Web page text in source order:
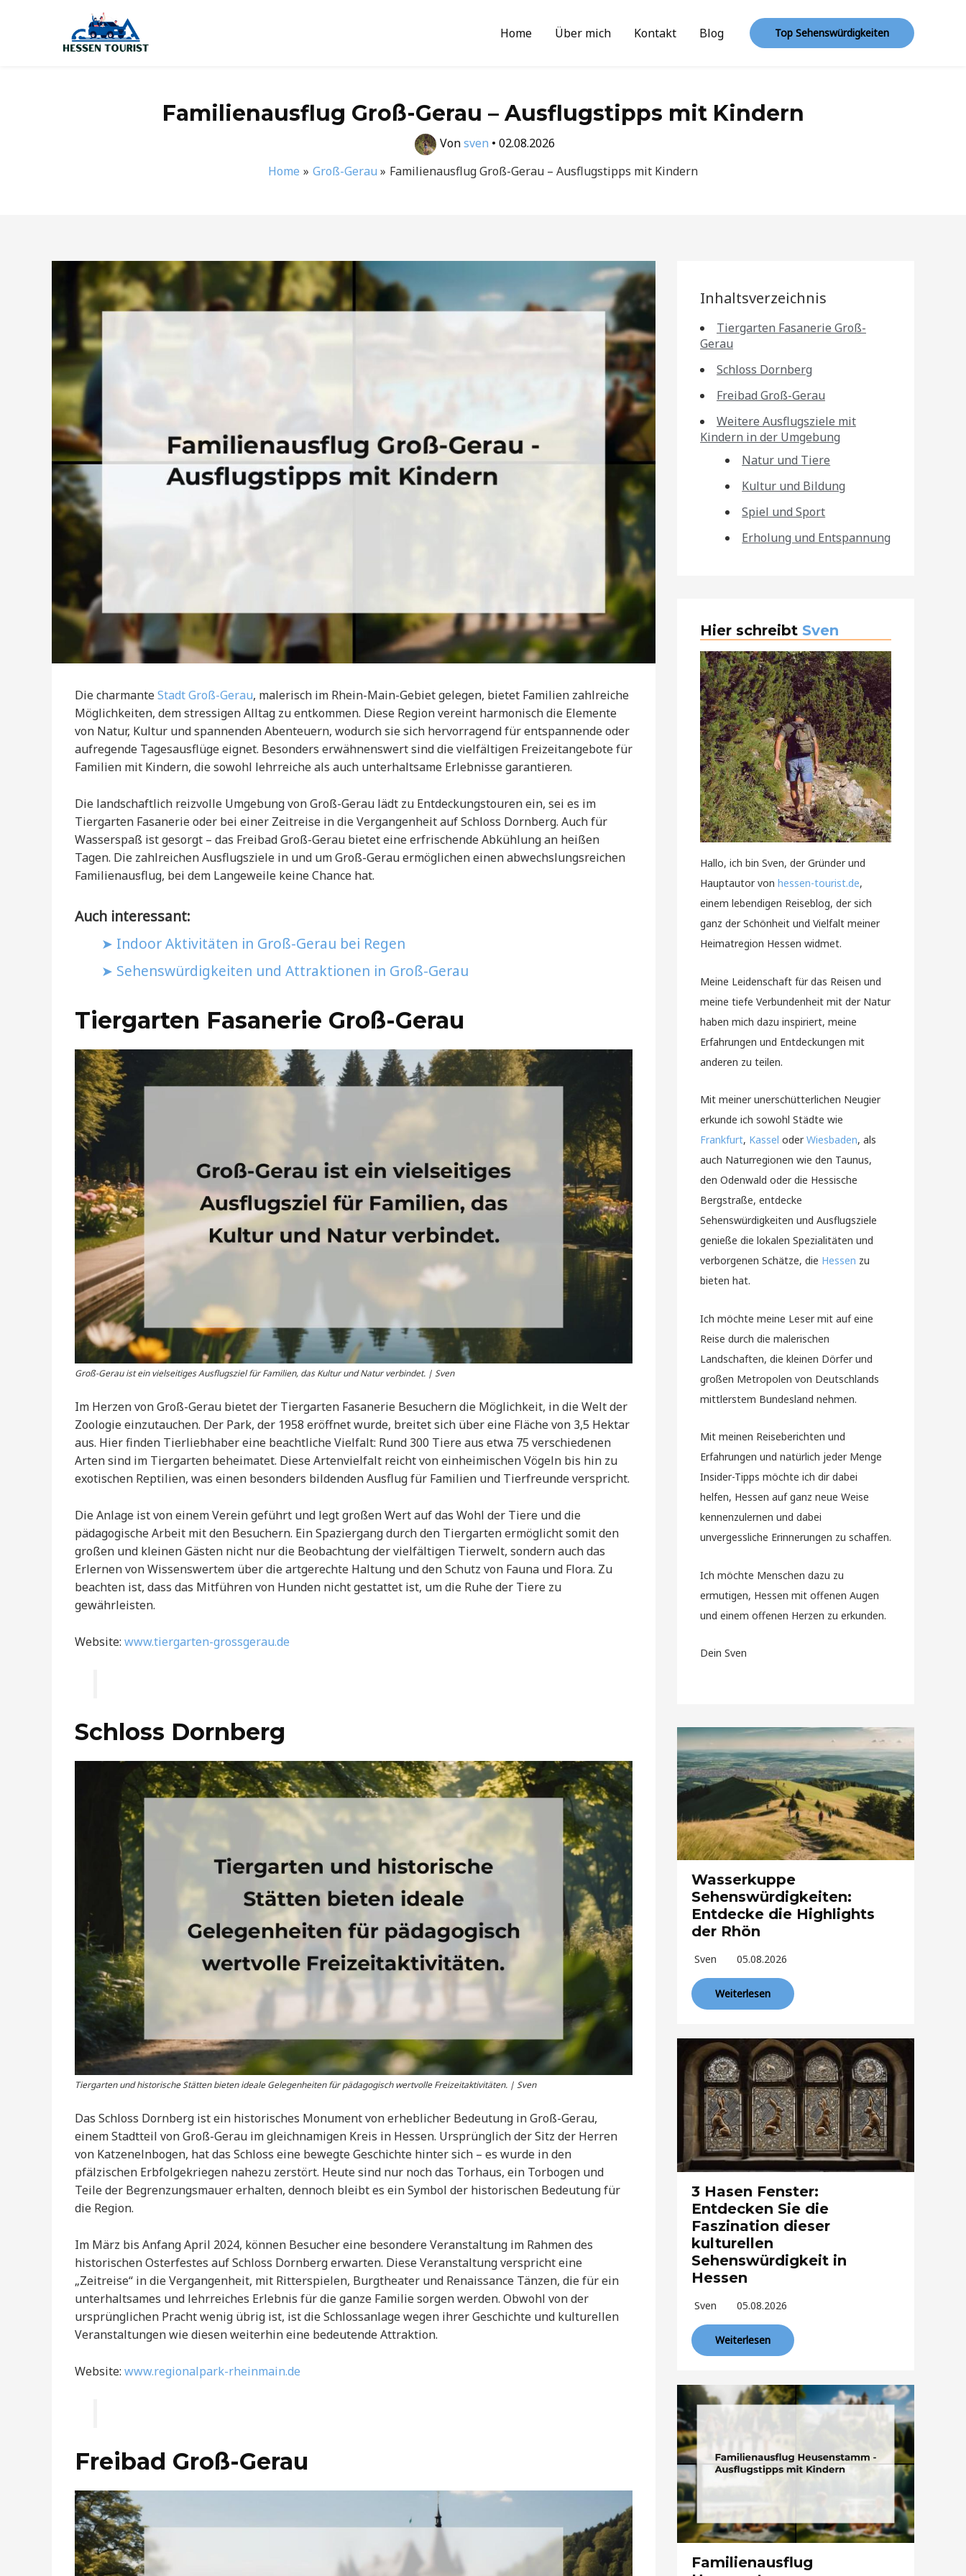
Home Über mich Kontakt Blog Top Sehenswürdigkeiten
Familienausflug Groß-Gerau – Ausflugstipps mit Kindern
Vonsven • 02.08.2026
Home
Groß-Gerau Familienausflug Groß-Gerau – Ausflugstipps mit Kindern
Die charmanteStadt Groß-Gerau, malerisch im Rhein-Main-Gebiet gelegen, bietet Familien zahlreiche
Möglichkeiten, dem stressigen Alltag zu entkommen. Diese Region vereint harmonisch die Elemente
von Natur, Kultur und spannenden Abenteuern, wodurch sie sich hervorragend für entspannende oder
aufregende Tagesausflüge eignet. Besonders erwähnenswert sind die vielfältigen Freizeitangebote für
Familien mit Kindern, die sowohl lehrreiche als auch unterhaltsame Erlebnisse garantieren.
Die landschaftlich reizvolle Umgebung von Groß-Gerau lädt zu Entdeckungstouren ein, sei es im
Tiergarten Fasanerie oder bei einer Zeitreise in die Vergangenheit auf Schloss Dornberg. Auch für
Wasserspaß ist gesorgt – das Freibad Groß-Gerau bietet eine erfrischende Abkühlung an heißen
Tagen. Die zahlreichen Ausflugsziele in und um Groß-Gerau ermöglichen einen abwechslungsreichen
Familienausflug, bei dem Langeweile keine Chance hat.
Auch interessant:
Indoor Aktivitäten in Groß-Gerau bei Regen
Sehenswürdigkeiten und Attraktionen in Groß-Gerau
Tiergarten Fasanerie Groß-Gerau
Groß-Gerau ist ein vielseitiges Ausflugsziel für Familien, das Kultur und Natur verbindet. | Sven
Im Herzen von Groß-Gerau bietet der Tiergarten Fasanerie Besuchern die Möglichkeit, in die Welt der
Zoologie einzutauchen. Der Park, der 1958 eröffnet wurde, breitet sich über eine Fläche von 3,5 Hektar
aus. Hier finden Tierliebhaber eine beachtliche Vielfalt: Rund 300 Tiere aus etwa 75 verschiedenen
Arten sind im Tiergarten beheimatet. Diese Artenvielfalt reicht von einheimischen Vögeln bis hin zu
exotischen Reptilien, was einen besonders bildenden Ausflug für Familien und Tierfreunde verspricht.
Die Anlage ist von einem Verein geführt und legt großen Wert auf das Wohl der Tiere und die
pädagogische Arbeit mit den Besuchern. Ein Spaziergang durch den Tiergarten ermöglicht somit den
großen und kleinen Gästen nicht nur die Beobachtung der vielfältigen Tierwelt, sondern auch das
Erlernen von Wissenswertem über die artgerechte Haltung und den Schutz von Fauna und Flora. Zu
beachten ist, dass das Mitführen von Hunden nicht gestattet ist, um die Ruhe der Tiere zu
gewährleisten.
Website: www.tiergarten-grossgerau.de
Schloss Dornberg
Tiergarten und historische Stätten bieten ideale Gelegenheiten für pädagogisch wertvolle Freizeitaktivitäten. | Sven
Das Schloss Dornberg ist ein historisches Monument von erheblicher Bedeutung in Groß-Gerau,
einem Stadtteil von Groß-Gerau im gleichnamigen Kreis in Hessen. Ursprünglich der Sitz der Herren
von Katzenelnbogen, hat das Schloss eine bewegte Geschichte hinter sich – es wurde in den
pfälzischen Erbfolgekriegen nahezu zerstört. Heute sind nur noch das Torhaus, ein Torbogen und
Teile der Begrenzungsmauer erhalten, dennoch bleibt es ein Symbol der historischen Bedeutung für
die Region.
Im März bis Anfang April 2024, können Besucher eine besondere Veranstaltung im Rahmen des
historischen Osterfestes auf Schloss Dornberg erwarten. Diese Veranstaltung verspricht eine
„Zeitreise“ in die Vergangenheit, mit Ritterspielen, Burgtheater und Renaissance Tänzen, die für ein
unterhaltsames und lehrreiches Erlebnis für die ganze Familie sorgen werden. Obwohl von der
ursprünglichen Pracht wenig übrig ist, ist die Schlossanlage wegen ihrer Geschichte und kulturellen
Veranstaltungen wie diesen weiterhin eine bedeutende Attraktion.
Website: www.regionalpark-rheinmain.de
Freibad Groß-Gerau
Inhaltsverzeichnis
Tiergarten Fasanerie Groß-
Gerau
Schloss Dornberg
Freibad Groß-Gerau
Weitere Ausflugsziele mit
Kindern in der Umgebung
Natur und Tiere
Kultur und Bildung
Spiel und Sport
Erholung und Entspannung
Hier schreibt Sven
Hallo, ich bin Sven, der Gründer und
Hauptautor von hessen-tourist.de,
einem lebendigen Reiseblog, der sich
ganz der Schönheit und Vielfalt meiner
Heimatregion Hessen widmet.
Meine Leidenschaft für das Reisen und
meine tiefe Verbundenheit mit der Natur
haben mich dazu inspiriert, meine
Erfahrungen und Entdeckungen mit
anderen zu teilen.
Mit meiner unerschütterlichen Neugier
erkunde ich sowohl Städte wie
Frankfurt, Kassel oderWiesbaden, als
auch Naturregionen wie den Taunus,
den Odenwald oder die Hessische
Bergstraße, entdecke
Sehenswürdigkeiten und Ausflugsziele
genieße die lokalen Spezialitäten und
verborgenen Schätze, die Hessen zu
bieten hat.
Ich möchte meine Leser mit auf eine
Reise durch die malerischen
Landschaften, die kleinen Dörfer und
großen Metropolen von Deutschlands
mittlerstem Bundesland nehmen.
Mit meinen Reiseberichten und
Erfahrungen und natürlich jeder Menge
Insider-Tipps möchte ich dir dabei
helfen, Hessen auf ganz neue Weise
kennenzulernen und dabei
unvergessliche Erinnerungen zu schaffen.
Ich möchte Menschen dazu zu
ermutigen, Hessen mit offenen Augen
und einem offenen Herzen zu erkunden.
Dein Sven
Wasserkuppe
Sehenswürdigkeiten:
Entdecke die Highlights
der Rhön
Sven 05.08.2026
Weiterlesen
3 Hasen Fenster:
Entdecken Sie die
Faszination dieser
kulturellen
Sehenswürdigkeit in
Hessen
Sven 05.08.2026
Weiterlesen
Familienausflug